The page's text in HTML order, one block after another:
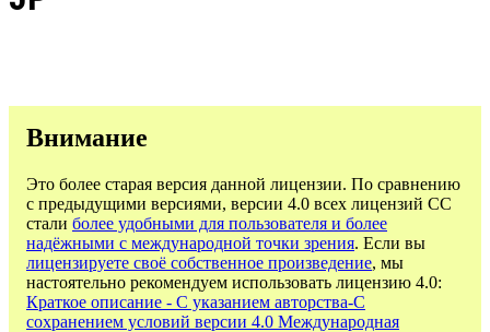
Внимание
Это более старая версия данной лицензии. По сравнению
с предыдущими версиями, версии 4.0 всех лицензий CC
стали более удобными для пользователя и более
надёжными с международной точки зрения. Если вы
лицензируете своё собственное произведение, мы
настоятельно рекомендуем использовать лицензию 4.0:
Краткое описание - С указанием авторства-С
сохранением условий версии 4.0 Международная